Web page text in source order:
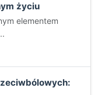
życiu
elementem